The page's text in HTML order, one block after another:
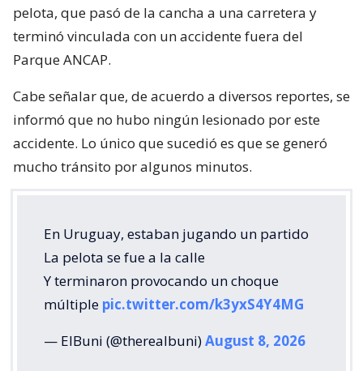
pelota, que pasó de la cancha a una carretera y
terminó vinculada con un accidente fuera del
Parque ANCAP.
Cabe señalar que, de acuerdo a diversos reportes, se
informó que no hubo ningún lesionado por este
accidente. Lo único que sucedió es que se generó
mucho tránsito por algunos minutos.
En Uruguay, estaban jugando un partido
La pelota se fue a la calle
Y terminaron provocando un choque
múltiple pic.twitter.com/k3yxS4Y4MG
— ElBuni (@therealbuni)August 8, 2026